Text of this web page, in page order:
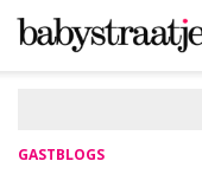
GASTBLOGS